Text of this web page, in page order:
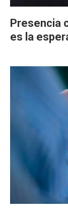
Presencia
es la